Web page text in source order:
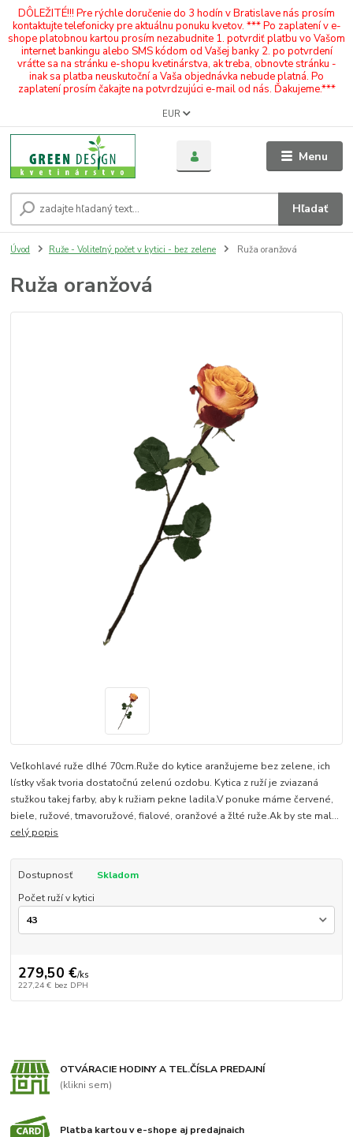
DÔLEŽITÉ!!! Pre rýchle doručenie do 3 hodín v Bratislave nás prosím
kontaktujte telefonicky pre aktuálnu ponuku kvetov. *** Po zaplatení v e-
shope platobnou kartou prosím nezabudnite 1. potvrdiť platbu vo Vašom
internet bankingu alebo SMS kódom od Vašej banky 2. po potvrdení
vráťte sa na stránku e-shopu kvetinárstva, ak treba, obnovte stránku -
inak sa platba neuskutoční a Vaša objednávka nebude platná. Po
zaplatení prosím čakajte na potvrdzujúci e-mail od nás. Ďakujeme.***
Menu
EUR
Hľadať
Úvod Ruže - Voliteľný počet v kytici - bez zelene Ruža oranžová
Ruža oranžová
Veľkohlavé ruže dlhé 70cm.Ruže do kytice aranžujeme bez zelene, ich
lístky však tvoria dostatočnú zelenú ozdobu. Kytica z ruží je zviazaná
stužkou takej farby, aby k ružiam pekne ladila.V ponuke máme červené,
biele, ružové, tmavoružové, fialové, oranžové a žlté ruže.Ak by ste mal...
celý popis
Dostupnosť
Skladom
Počet ruží v kytici
279,50 €/ks
227,24 € bez DPH
OTVÁRACIE HODINY A TEL.ČÍSLA PREDAJNÍ
(klikni sem)
Platba kartou v e-shope aj predajnaich